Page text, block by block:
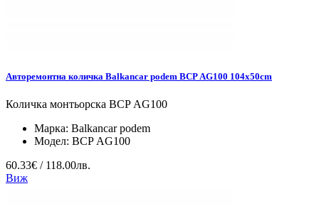
Авторемонтна количка Balkancar podem BCP АG100 104x50cm
Количка монтьорска BCP АG100
Марка: Balkancar podem
Модел: BCP АG100
60.33€ / 118.00лв.
Виж